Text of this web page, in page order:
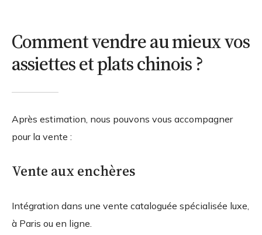
Comment vendre au mieux vos
assiettes et plats chinois ?
Après estimation, nous pouvons vous accompagner
pour la vente :
Vente aux enchères
Intégration dans une vente cataloguée spécialisée luxe,
à Paris ou en ligne.